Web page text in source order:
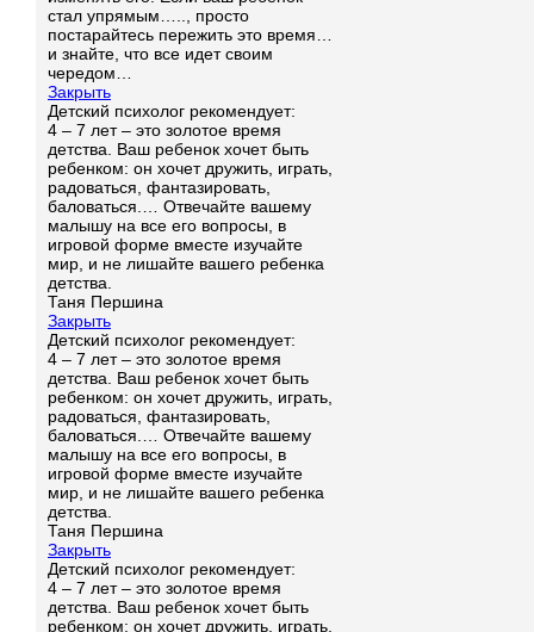
стал упрямым….., просто
постарайтесь пережить это время…
и знайте, что все идет своим
чередом…
Закрыть
Детский психолог рекомендует:
4 – 7 лет – это золотое время
детства. Ваш ребенок хочет быть
ребенком: он хочет дружить, играть,
радоваться, фантазировать,
баловаться.… Отвечайте вашему
малышу на все его вопросы, в
игровой форме вместе изучайте
мир, и не лишайте вашего ребенка
детства.
Таня Першина
Закрыть
Детский психолог рекомендует:
4 – 7 лет – это золотое время
детства. Ваш ребенок хочет быть
ребенком: он хочет дружить, играть,
радоваться, фантазировать,
баловаться.… Отвечайте вашему
малышу на все его вопросы, в
игровой форме вместе изучайте
мир, и не лишайте вашего ребенка
детства.
Таня Першина
Закрыть
Детский психолог рекомендует:
4 – 7 лет – это золотое время
детства. Ваш ребенок хочет быть
ребенком: он хочет дружить, играть,